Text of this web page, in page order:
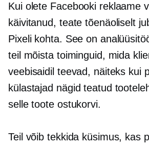
Kui olete Facebooki reklaame
käivitanud, teate tõenäoliselt
Pixeli kohta. See on
teil mõista toiminguid, mida
veebisaidil teevad, näiteks kui
külastajad nägid teatud
selle toote ostukorvi.
Teil võib tekkida küsimus, kas